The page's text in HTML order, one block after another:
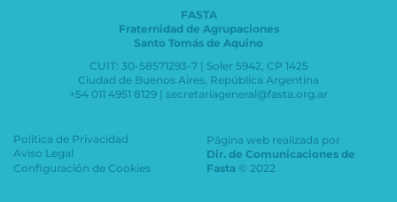
FASTA
Fraternidad de Agrupaciones
Santo Tomás de Aquino
CUIT: 30-58571293-7 | Soler 5942, CP 1425
Ciudad de Buenos Aires, República Argentina
+54 011 4951 8129 | secretariageneral@fasta.org.ar
Política de Privacidad
Aviso Legal
Configuración de Cookies
Página web realizada por
Dir. de Comunicaciones de
Fasta © 2022